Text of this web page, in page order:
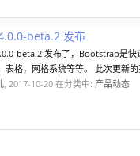
beta.2 发布
beta.2 发布了，Bootstrap是快
格，网格系统等等。 此次更新
, 2017-10-20 在分类中: 产品动态